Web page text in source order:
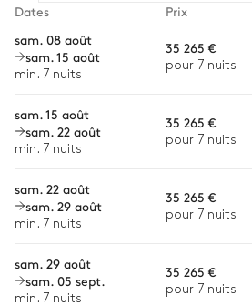
Chef à domicile
Bien-être à domicile
Babysitter
Location de vélo
Location de bateau
Visites guidées et excursions
Dates
Prix
sam. 08 août
sam. 15 août
min. 7 nuits
35 265 €
pour 7 nuits
sam. 15 août
sam. 22 août
min. 7 nuits
35 265 €
pour 7 nuits
sam. 22 août
sam. 29 août
min. 7 nuits
35 265 €
pour 7 nuits
sam. 29 août
sam. 05 sept.
min. 7 nuits
35 265 €
pour 7 nuits